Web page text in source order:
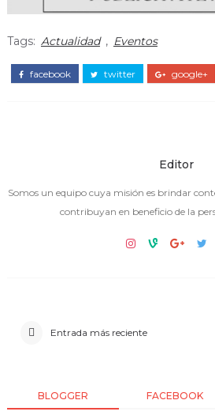
Tags: Actualidad , Eventos
facebook twitter google+
Editor
Somos un equipo cuya misión es brindar
contribuyan en beneficio de la
Entrada más reciente
BLOGGER FACEBOOK